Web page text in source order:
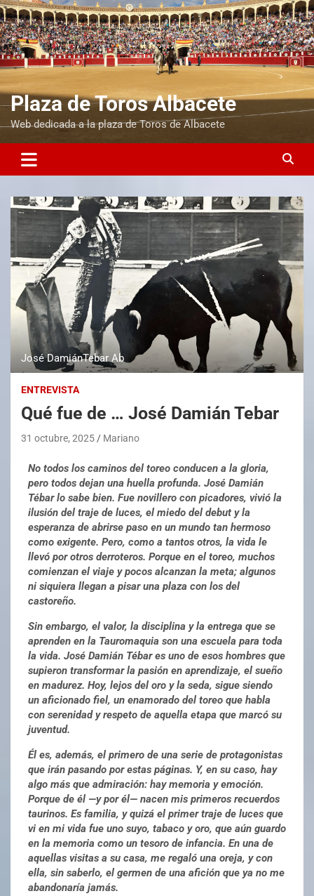
Plaza de Toros Albacete
Web dedicada a la plaza de Toros de Albacete
José DamiánTebar Ab
ENTREVISTA
Qué fue de … José Damián Tebar
31 octubre, 2025 Mariano
No todos los caminos del toreo conducen a la gloria,
pero todos dejan una huella profunda. José Damián
Tébar lo sabe bien. Fue novillero con picadores, vivió la
ilusión del traje de luces, el miedo del debut y la
esperanza de abrirse paso en un mundo tan hermoso
como exigente. Pero, como a tantos otros, la vida le
llevó por otros derroteros. Porque en el toreo, muchos
comienzan el viaje y pocos alcanzan la meta; algunos
ni siquiera llegan a pisar una plaza con los del
castoreño.
Sin embargo, el valor, la disciplina y la entrega que se
aprenden en la Tauromaquia son una escuela para toda
la vida. José Damián Tébar es uno de esos hombres que
supieron transformar la pasión en aprendizaje, el sueño
en madurez. Hoy, lejos del oro y la seda, sigue siendo
un aficionado fiel, un enamorado del toreo que habla
con serenidad y respeto de aquella etapa que marcó su
juventud.
Él es, además, el primero de una serie de protagonistas
que irán pasando por estas páginas. Y, en su caso, hay
algo más que admiración: hay memoria y emoción.
Porque de él —y por él— nacen mis primeros recuerdos
taurinos. Es familia, y quizá el primer traje de luces que
vi en mi vida fue uno suyo, tabaco y oro, que aún guardo
en la memoria como un tesoro de infancia. En una de
aquellas visitas a su casa, me regaló una oreja, y con
ella, sin saberlo, el germen de una afición que ya no me
abandonaría jamás.